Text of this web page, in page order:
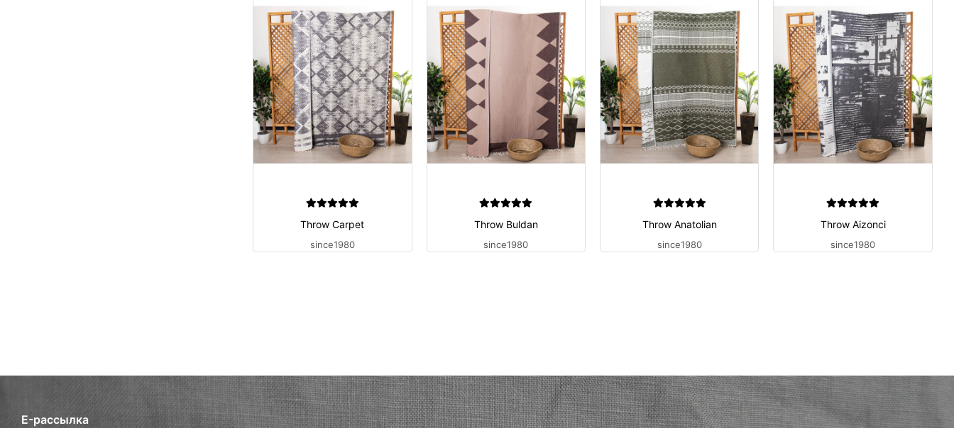
Throw Carpet
since1980
Throw Buldan
since1980
Throw Anatolian
since1980
Throw Aizonci
since1980
E-рассылка